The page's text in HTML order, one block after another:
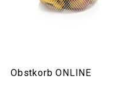
Obstkorb ONLINE